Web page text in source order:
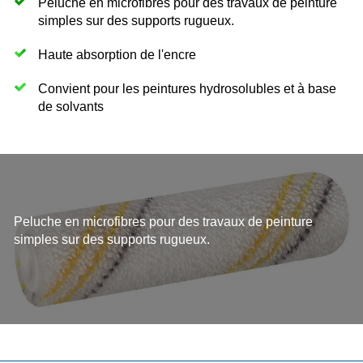
Peluche en microfibres pour des travaux de peinture
simples sur des supports rugueux.
Haute absorption de l'encre
Convient pour les peintures hydrosolubles et à base
de solvants
Peluche en microfibres pour des travaux de peinture
simples sur des supports rugueux.